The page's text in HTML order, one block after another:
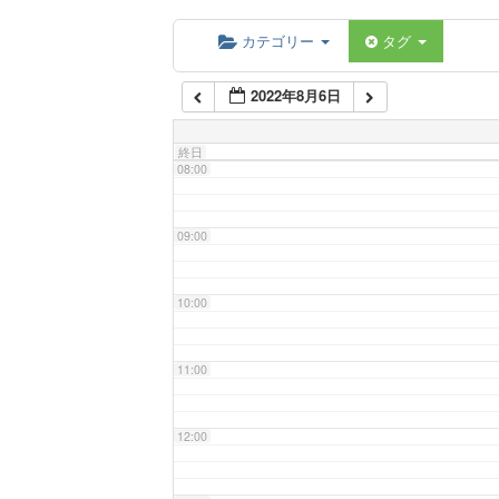
カテゴリー タグ
2022年8月6日
終日
07:00
08:00
09:00
10:00
11:00
12:00